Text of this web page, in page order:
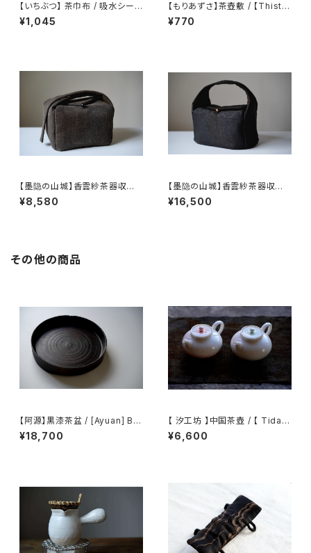
【いちぶつ】 茶巾布 / 吸水シート
(カビが生えない)
¥1,045
【もりあずさ】茶壺敷 / 【Thistl
e】Teapot Coaster
¥770
【墨隐の山城】香雲紗茶器収納
バッグ 「内袋分離式のアウトドア
ティーバッグ」
¥8,580
【墨隐の山城】香雲紗茶器収納
バッグ 「内袋分離式のアウトドア
ティーバッグ」
¥16,500
その他の商品
【阿源】黒漆茶盆 / [Ayuan] Bla
ck Lacquer Tea Tray
¥18,700
【 汐工坊 】中国茶壺 / 【 Tidal
Atelier 】Chinese teapot
¥6,600